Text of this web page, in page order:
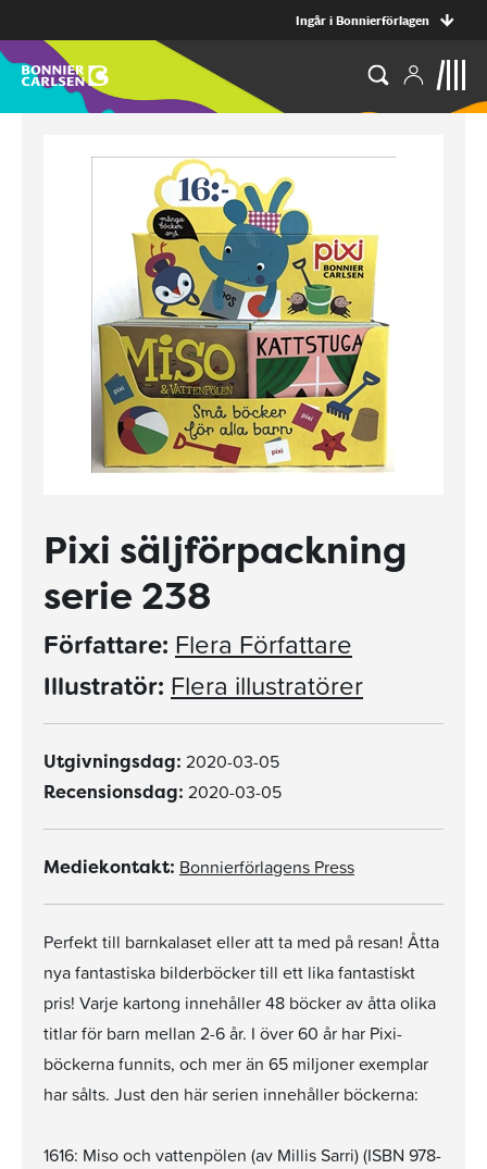
Ingår i Bonnierförlagen
Pixi säljförpackning
serie 238
Författare: Flera Författare
Illustratör: Flera illustratörer
Utgivningsdag: 2020-03-05
Recensionsdag: 2020-03-05
Mediekontakt: Bonnierförlagens Press
Perfekt till barnkalaset eller att ta med på resan! Åtta
nya fantastiska bilderböcker till ett lika fantastiskt
pris! Varje kartong innehåller 48 böcker av åtta olika
titlar för barn mellan 2-6 år. I över 60 år har Pixi-
böckerna funnits, och mer än 65 miljoner exemplar
har sålts. Just den här serien innehåller böckerna:
1616: Miso och vattenpölen (av Millis Sarri) (ISBN 978-